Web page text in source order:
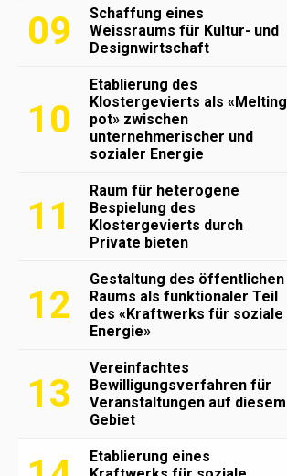
09
Schaffung eines
Weissraums für Kultur- und
Designwirtschaft
10
Etablierung des
Klostergevierts als «Melting
pot» zwischen
unternehmerischer und
sozialer Energie
11
Raum für heterogene
Bespielung des
Klostergevierts durch
Private bieten
12
Gestaltung des öffentlichen
Raums als funktionaler Teil
des «Kraftwerks für soziale
Energie»
13
Vereinfachtes
Bewilligungsverfahren für
Veranstaltungen auf diesem
Gebiet
Etablierung eines